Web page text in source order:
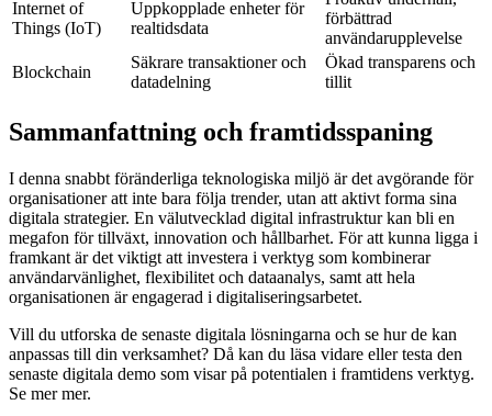
Internet of
Things (IoT)
Uppkopplade enheter för
realtidsdata
förbättrad
användarupplevelse
Blockchain
Säkrare transaktioner och
datadelning
Ökad transparens och
tillit
Sammanfattning och framtidsspaning
I denna snabbt föränderliga teknologiska miljö är det avgörande för
organisationer att inte bara följa trender, utan att aktivt forma sina
digitala strategier. En välutvecklad digital infrastruktur kan bli en
megafon för tillväxt, innovation och hållbarhet. För att kunna ligga i
framkant är det viktigt att investera i verktyg som kombinerar
användarvänlighet, flexibilitet och dataanalys, samt att hela
organisationen är engagerad i digitaliseringsarbetet.
Vill du utforska de senaste digitala lösningarna och se hur de kan
anpassas till din verksamhet? Då kan du läsa vidare eller testa den
senaste digitala demo som visar på potentialen i framtidens verktyg.
Se mer mer.